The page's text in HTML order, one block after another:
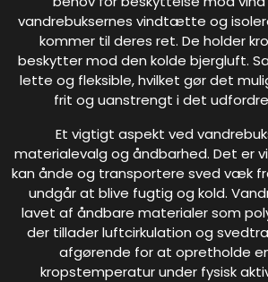
vandrebuksernes vindtætte og
kommer til deres ret. De holder
beskytter mod den kolde bjergluft.
lette og fleksible, hvilket gør det
frit og uanstrengt i det
Et vigtigt aspekt ved
materialevalg og åndbarhed. Det er
kan ånde og transportere sved væk
undgår at blive fugtig og kold.
lavet af åndbare materialer som
der tillader luftcirkulation og
afgørende for at opretholde
kropstemperatur under fysisk